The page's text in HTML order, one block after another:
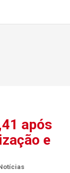
após
e